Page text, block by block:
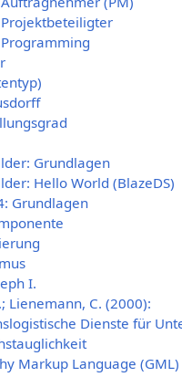
Grundlagen
Hello World (BlazeDS)
Grundlagen
I.
Lienemann, C. (2000):
Dienste für
Markup Language (GML)